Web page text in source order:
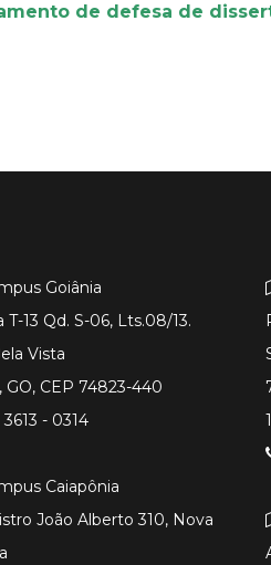
de defesa de
Goiânia
T-13 Qd. S-06, Lts.08/13.
Vista
GO, CEP 74823-440
3613 - 0314
Caiapônia
João Alberto 310, Nova